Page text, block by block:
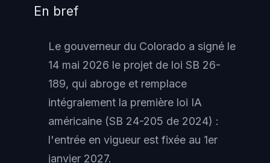
En bref
Le gouverneur du Colorado a signé le
14 mai 2026 le projet de loi SB 26-
189, qui abroge et remplace
intégralement la première loi IA
américaine (SB 24-205 de 2024) :
l'entrée en vigueur est fixée au 1er
janvier 2027.